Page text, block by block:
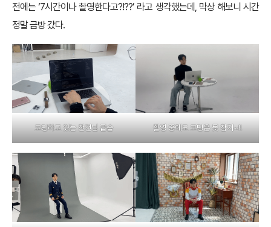
전에는 ‘7시간이나 촬영한다고?!??’ 라고 생각했는데, 막상 해보니 시간
정말 금방 갔다.
코딩하고 있는 찬건님 급습 촬영 중에도 코딩은 못 참지~!!